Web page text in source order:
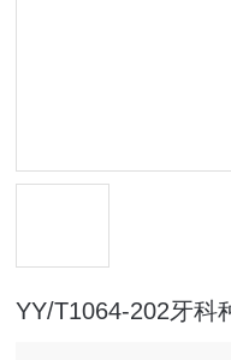
YY/T1064-202牙科